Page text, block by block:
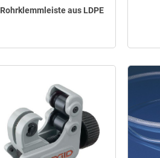
Rohrklemmleiste aus LDPE